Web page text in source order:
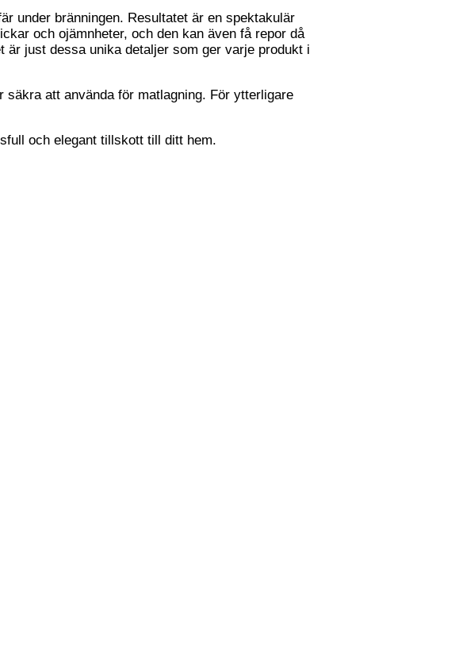
under bränningen. Resultatet är en spektakulär
och ojämnheter, och den kan även få repor då
just dessa unika detaljer som ger varje produkt i
att använda för matlagning. För ytterligare
och elegant tillskott till ditt hem.